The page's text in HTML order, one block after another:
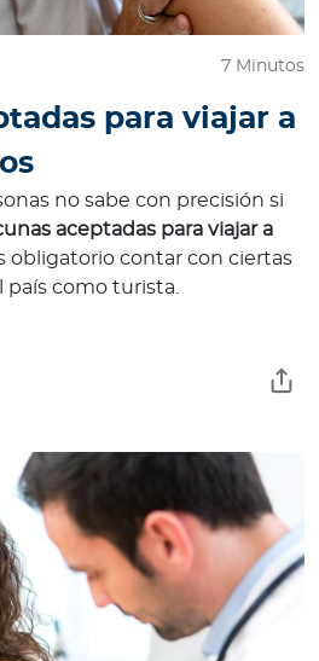
7 Minutos
para viajar a
no sabe con precisión si
aceptadas para viajar a
obligatorio contar con ciertas
país como turista.